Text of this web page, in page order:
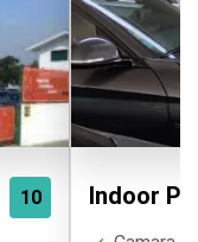
10 Indoor